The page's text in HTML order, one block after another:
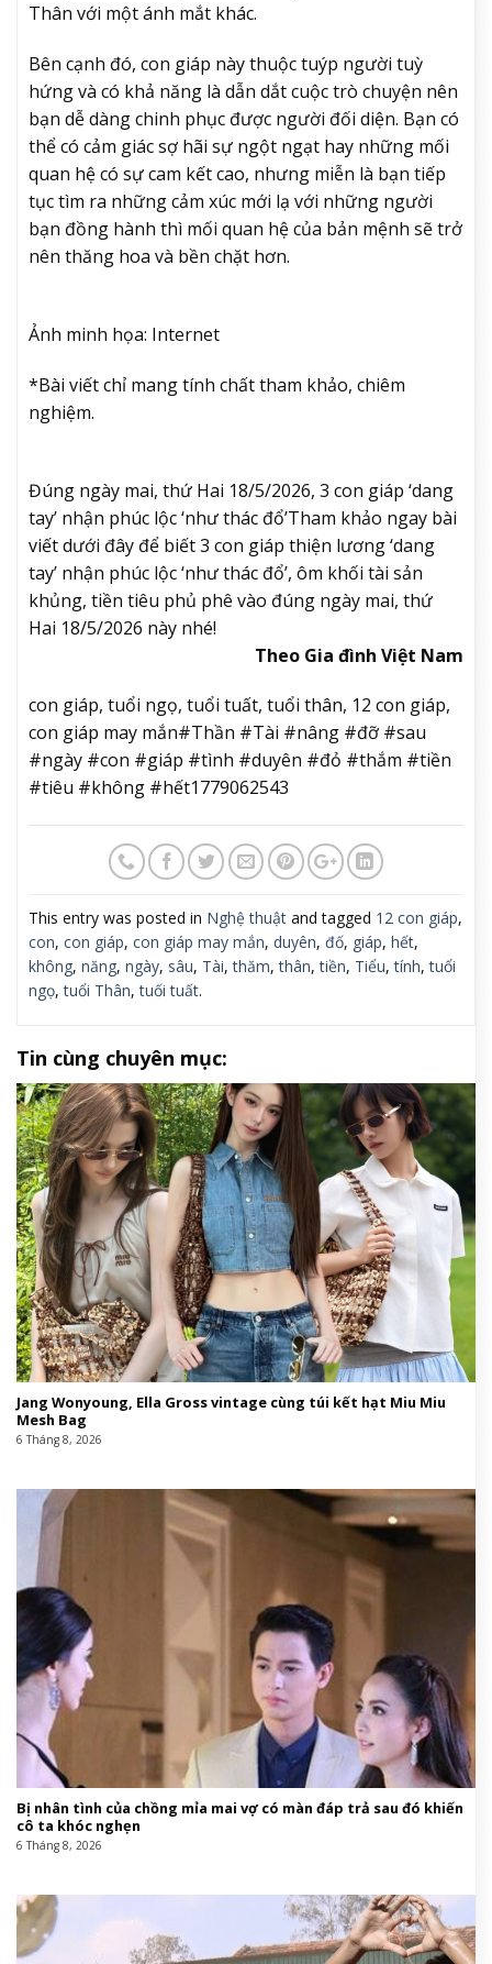
Thân với một ánh mắt khác.
Bên cạnh đó, con giáp này thuộc tuýp người tuỳ
hứng và có khả năng là dẫn dắt cuộc trò chuyện nên
bạn dễ dàng chinh phục được người đối diện. Bạn có
thể có cảm giác sợ hãi sự ngột ngạt hay những mối
quan hệ có sự cam kết cao, nhưng miễn là bạn tiếp
tục tìm ra những cảm xúc mới lạ với những người
bạn đồng hành thì mối quan hệ của bản mệnh sẽ trở
nên thăng hoa và bền chặt hơn.
Ảnh minh họa: Internet
*Bài viết chỉ mang tính chất tham khảo, chiêm
nghiệm.
Đúng ngày mai, thứ Hai 18/5/2026, 3 con giáp ‘dang
tay’ nhận phúc lộc ‘như thác đổ’Tham khảo ngay bài
viết dưới đây để biết 3 con giáp thiện lương ‘dang
tay’ nhận phúc lộc ‘như thác đổ’, ôm khối tài sản
khủng, tiền tiêu phủ phê vào đúng ngày mai, thứ
Hai 18/5/2026 này nhé!
Theo Gia đình Việt Nam
con giáp, tuổi ngọ, tuổi tuất, tuổi thân, 12 con giáp,
con giáp may mắn#Thần #Tài #nâng #đỡ #sau
#ngày #con #giáp #tình #duyên #đỏ #thắm #tiền
#tiêu #không #hết1779062543
This entry was posted in Nghệ thuật and tagged 12 con giáp,
con, con giáp, con giáp may mắn, duyên, đố, giáp, hết,
không, năng, ngày, sâu, Tài,thăm,thân,tiền, Tiểu,tính,tuổi
ngọ,tuổi Thân,tuối tuất.
Tin cùng chuyên mục:
Jang Wonyoung, Ella Gross vintage cùng túi kết hạt Miu Miu
Mesh Bag
6 Tháng 8, 2026
Bị nhân tình của chồng mỉa mai vợ có màn đáp trả sau đó khiến
cô ta khóc nghẹn
6 Tháng 8, 2026